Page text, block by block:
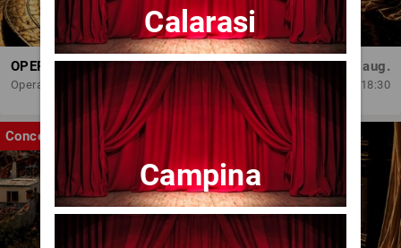
OPERA BRAȘOV ESTIVAL – ROMANCE & CINEMA - CONCERT
Opera Brasov
Sâm, 29 aug.
18:30
Concert
Calarasi
Campina